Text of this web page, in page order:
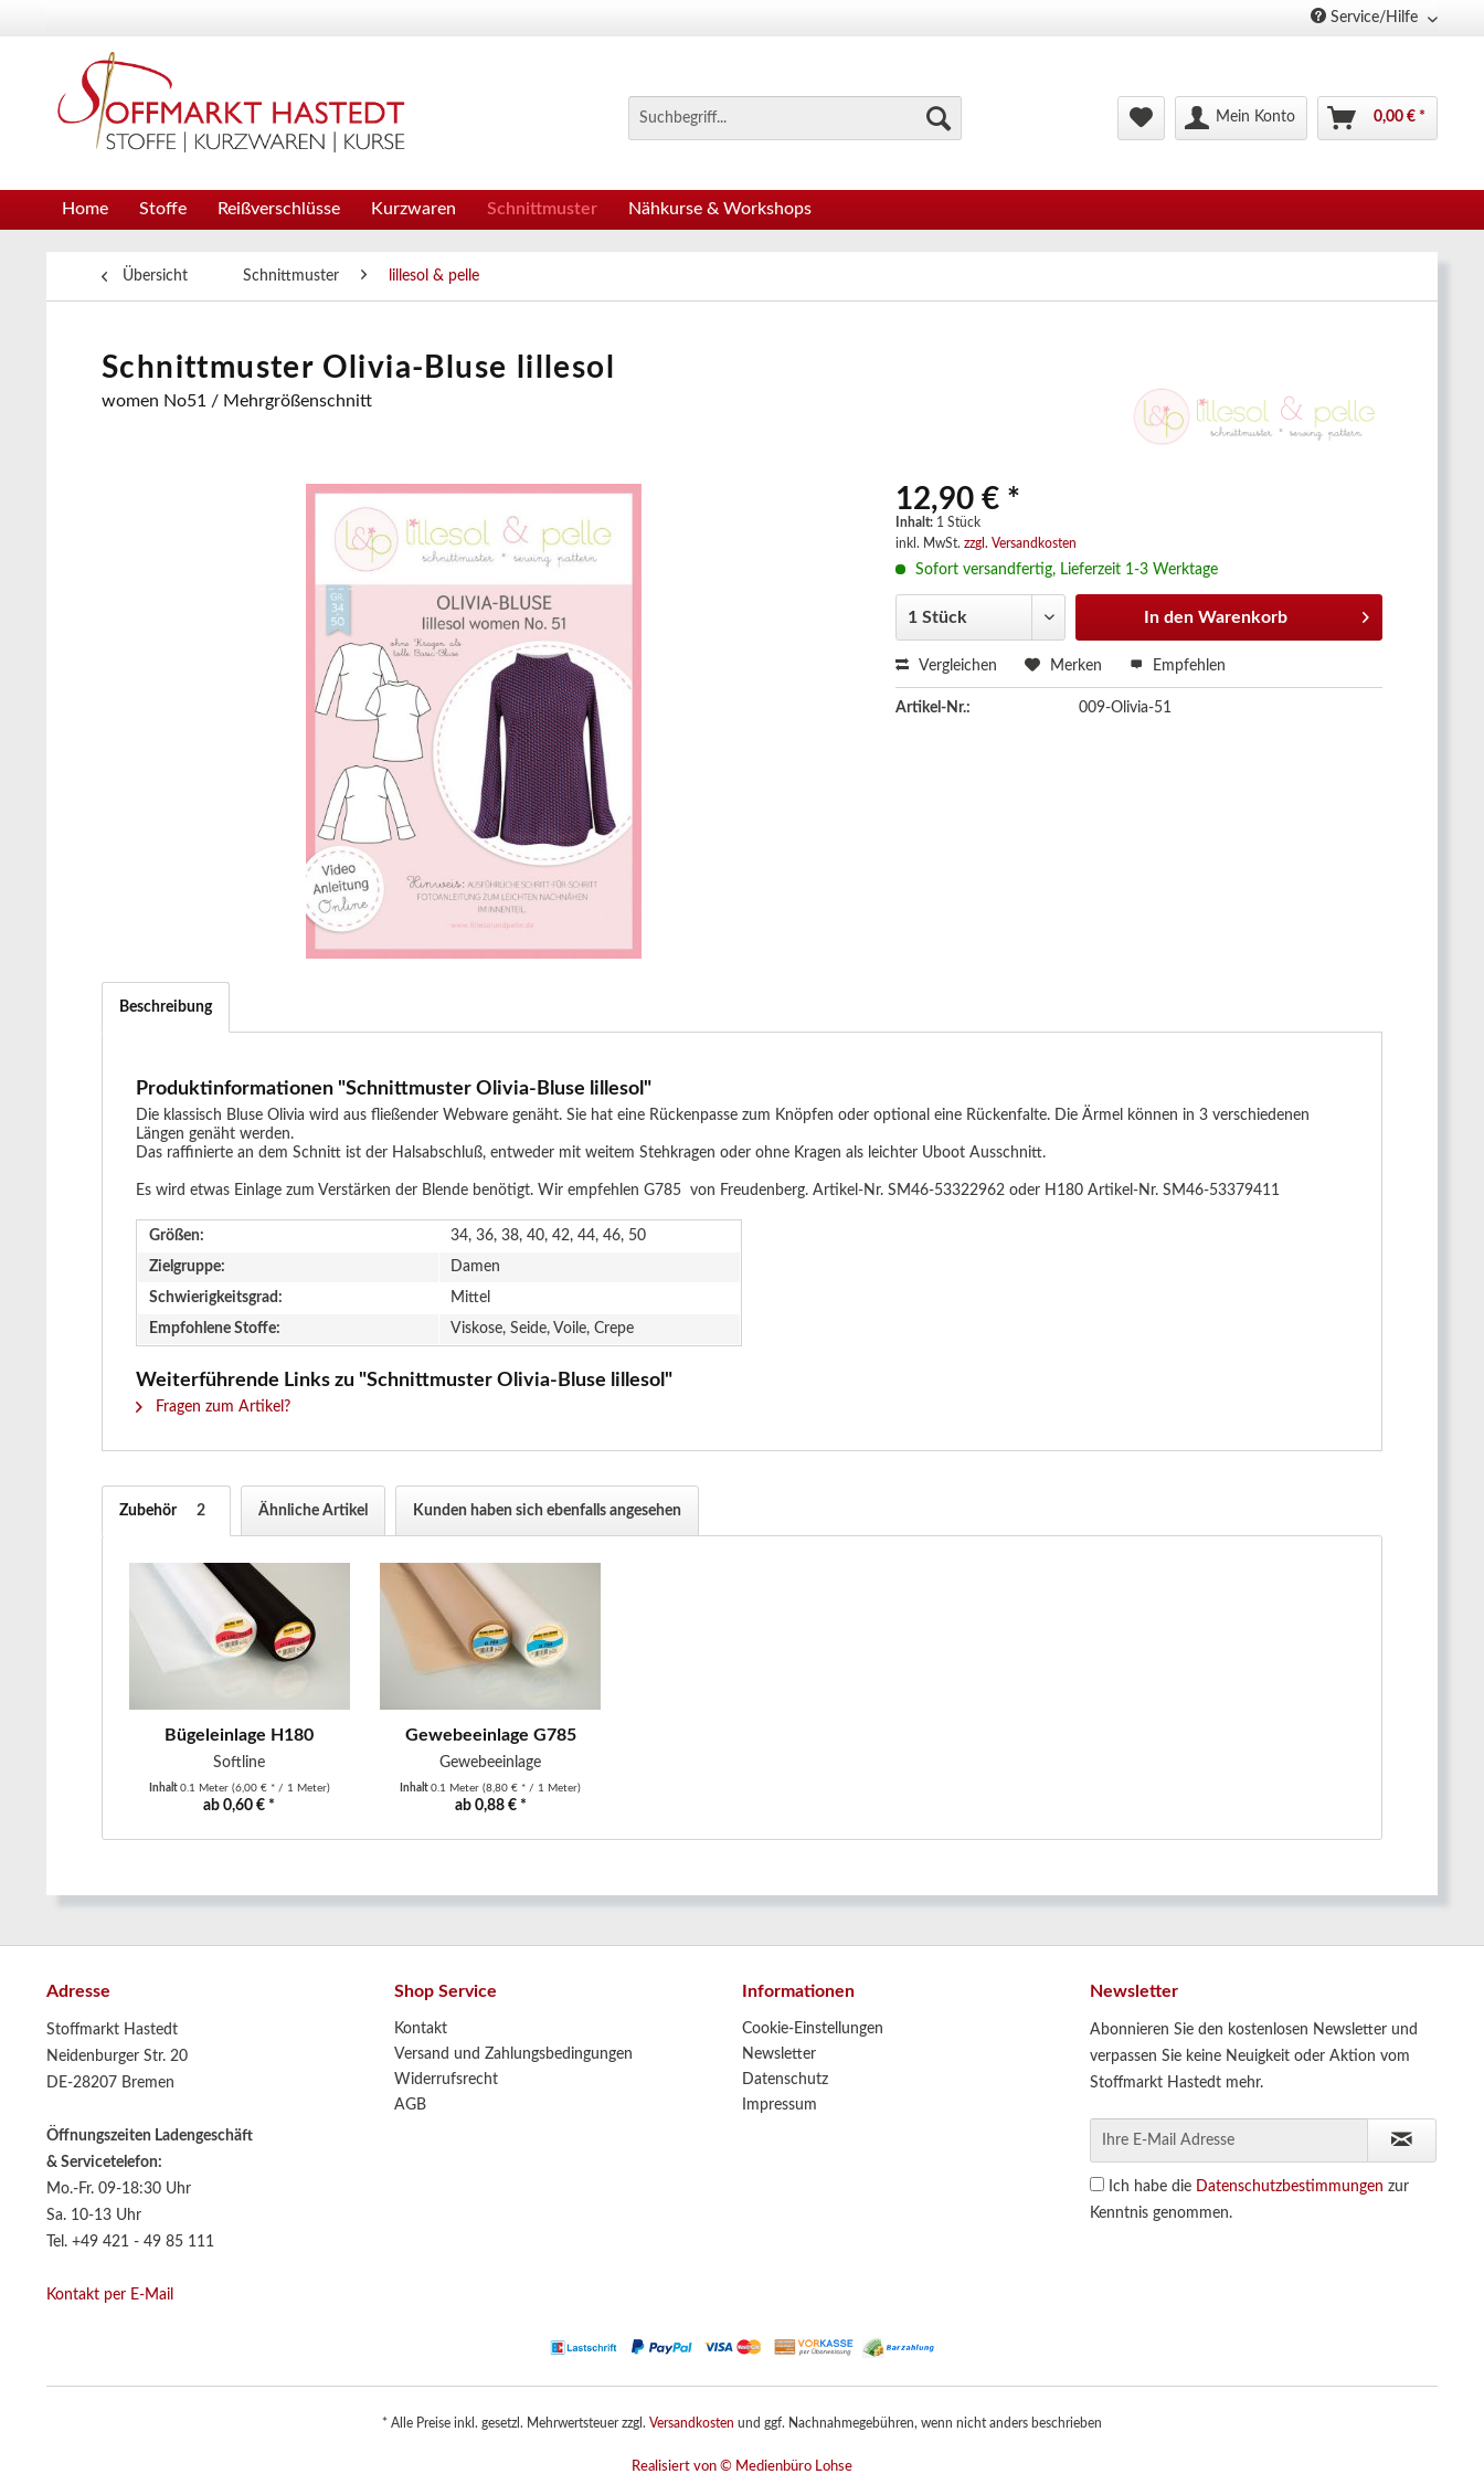
Service/Hilfe
Mein Konto 0,00 € *
Home Stoffe Reißverschlüsse Kurzwaren Schnittmuster Nähkurse & Workshops
Übersicht Schnittmuster lillesol & pelle
Schnittmuster Olivia-Bluse lillesol
women No51 / Mehrgrößenschnitt
12,90 € *
Inhalt: 1 Stück
inkl. MwSt.zzgl. Versandkosten
Sofort versandfertig, Lieferzeit 1-3 Werktage
In den Warenkorb
Vergleichen Merken Empfehlen
Artikel-Nr.: 009-Olivia-51
Beschreibung
Produktinformationen "Schnittmuster Olivia-Bluse lillesol"
Die klassisch Bluse Olivia wird aus fließender Webware genäht. Sie hat eine Rückenpasse zum Knöpfen oder optional eine Rückenfalte. Die Ärmel können in 3 verschiedenen
Längen genäht werden.
Das raffinierte an dem Schnitt ist der Halsabschluß, entweder mit weitem Stehkragen oder ohne Kragen als leichter Uboot Ausschnitt.
Es wird etwas Einlage zum Verstärken der Blende benötigt. Wir empfehlen G785 von Freudenberg. Artikel-Nr. SM46-53322962 oder H180 Artikel-Nr. SM46-53379411
Größen:
34, 36, 38, 40, 42, 44, 46, 50
Zielgruppe:
Damen
Schwierigkeitsgrad:
Mittel
Empfohlene Stoffe:
Viskose, Seide, Voile, Crepe
Weiterführende Links zu "Schnittmuster Olivia-Bluse lillesol"
Fragen zum Artikel?
Zubehör 2 Ähnliche Artikel Kunden haben sich ebenfalls angesehen
Bügeleinlage H180
Softline
Inhalt 0.1 Meter (6,00 € * / 1 Meter)
ab 0,60 € *
Gewebeeinlage G785
Gewebeeinlage
Inhalt0.1 Meter(8,80 € * / 1 Meter)
ab 0,88 € *
Adresse
Stoffmarkt Hastedt
Neidenburger Str. 20
DE-28207 Bremen
Öffnungszeiten Ladengeschäft
& Servicetelefon:
Mo.-Fr. 09-18:30 Uhr
Sa. 10-13 Uhr
Tel. +49 421 - 49 85 111
Kontakt per E-Mail
Shop Service
Kontakt
Versand und Zahlungsbedingungen
Widerrufsrecht
AGB
Informationen
Cookie-Einstellungen
Newsletter
Datenschutz
Impressum
Newsletter
Abonnieren Sie den kostenlosen Newsletter und
verpassen Sie keine Neuigkeit oder Aktion vom
Stoffmarkt Hastedt mehr.
Ich habe die Datenschutzbestimmungen zur
Kenntnis genommen.
* Alle Preise inkl. gesetzl. Mehrwertsteuer zzgl. Versandkosten und ggf. Nachnahmegebühren, wenn nicht anders beschrieben
Realisiert von © Medienbüro Lohse